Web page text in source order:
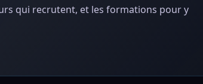
qui recrutent, et les formations pour y